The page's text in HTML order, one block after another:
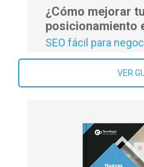
¿Cómo mejorar tu
posicionamiento
SEO fácil para
VER